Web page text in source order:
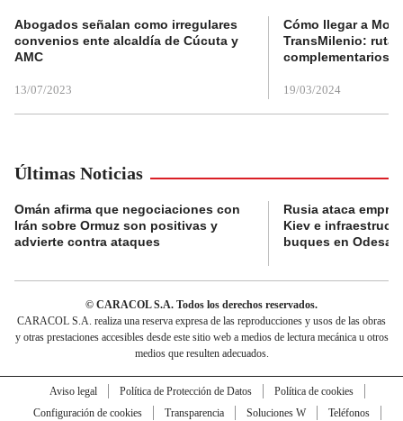
Abogados señalan como irregulares
convenios ente alcaldía de Cúcuta y
AMC
13/07/2023
Cómo llegar a
TransMilenio:
complementarios
19/03/2024
Últimas Noticias
Omán afirma que negociaciones con
Irán sobre Ormuz son positivas y
advierte contra ataques
Rusia ataca
Kiev e
buques en Odesa
© CARACOL S.A. Todos los derechos reservados.
CARACOL S.A. realiza una reserva expresa de las reproducciones y usos de las obras
y otras prestaciones accesibles desde este sitio web a medios de lectura mecánica u otros
medios que resulten adecuados.
Aviso legal Política de Protección de Datos
Política de cookies
Configuración de cookies
Transparencia Soluciones W
Teléfonos